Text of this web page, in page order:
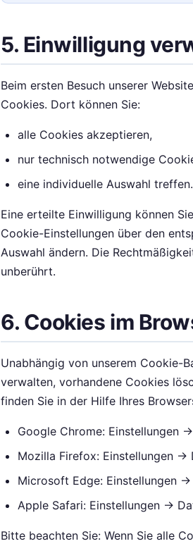
5. Einwilligung
Beim ersten Besuch unserer
Cookies. Dort können Sie:
alle Cookies akzeptieren,
nur technisch notwendige
eine individuelle Auswahl treffen.
Eine erteilte Einwilligung können
Cookie-Einstellungen über den
Auswahl ändern. Die
unberührt.
6. Cookies im
Unabhängig von unserem Cookie-
verwalten, vorhandene Cookies
finden Sie in der Hilfe Ihres
Google Chrome: Einstellungen
Mozilla Firefox: Einstellungen →
Microsoft Edge: Einstellungen
Apple Safari: Einstellungen →
Bitte beachten Sie: Wenn Sie alle